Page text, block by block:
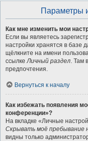
Параметры
Как мне изменить мои
Если вы являетесь
настройки хранятся в базе
щёлкните на имени
ссылкеЛичный раздел. Там
предпочтения.
Вернуться к началу
Как избежать появления
конференции»?
На вкладке «Личные
Скрывать моё пребывание
видны только